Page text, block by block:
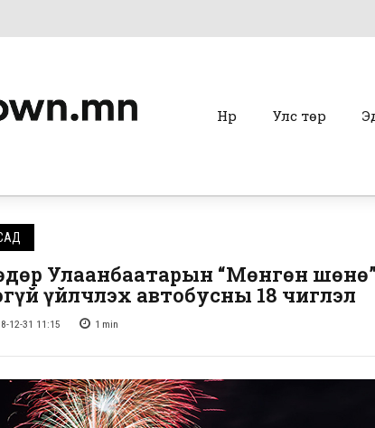
Нүүр Улс төр
Улаанбаатарын “Мөнгөн
үйлчлэх автобусны 18 чиглэл
12-31 11:15 1 min